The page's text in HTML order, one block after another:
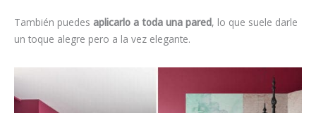
También puedes aplicarlo a toda una pared, lo que suele darle
un toque alegre pero a la vez elegante.